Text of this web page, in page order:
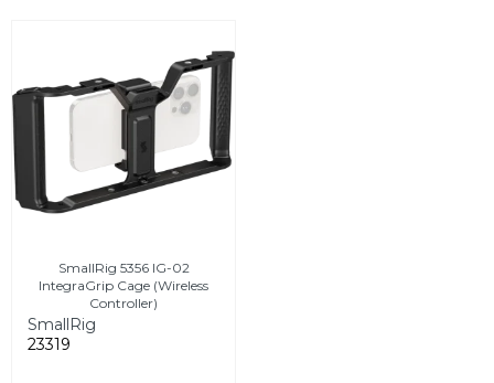
SmallRig 5356 IG-02
IntegraGrip Cage (Wireless
Controller)
SmallRig
23319